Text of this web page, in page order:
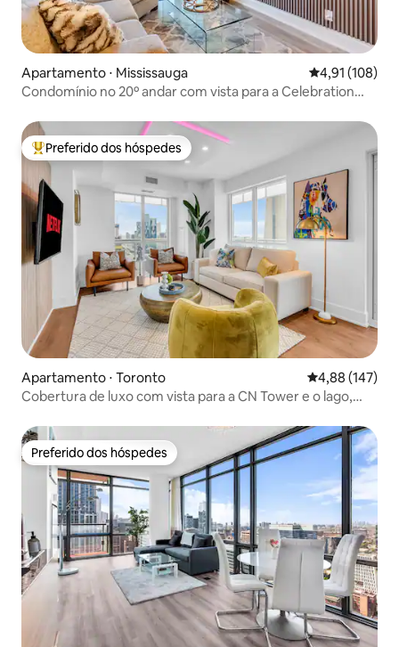
Apartamento ⋅ Mississauga 4,91 de uma
4,91 (108)
Condomínio no 20º andar com vista para a Celebration
Entre os melhores preferidos dos hóspedes
Preferido dos hóspedes
Apartamento ⋅ Toronto 4,88 de uma
4,88 (147)
Cobertura de luxo com vista para a CN Tower e o lago,
Preferido dos hóspedes
Preferido dos hóspedes